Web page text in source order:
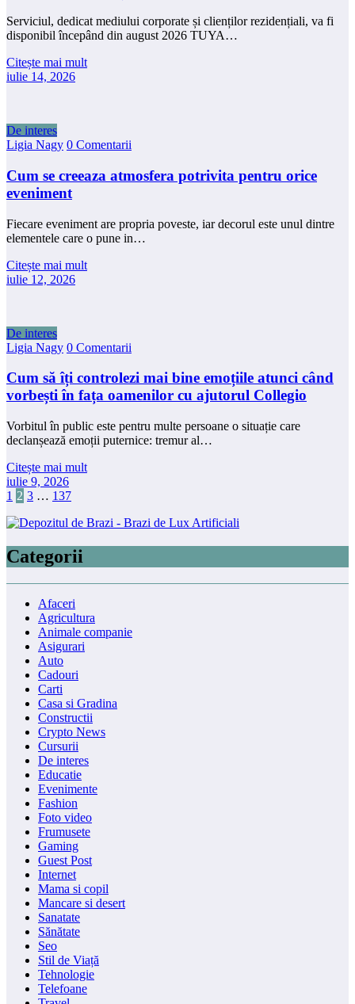
Serviciul, dedicat mediului corporate și clienților rezidențiali, va fi
disponibil începând din august 2026 TUYA…
Citește mai mult
iulie 14, 2026
De interes
Ligia Nagy 0 Comentarii
Cum se creeaza atmosfera potrivita pentru orice
eveniment
Fiecare eveniment are propria poveste, iar decorul este unul dintre
elementele care o pune in…
Citește mai mult
iulie 12, 2026
De interes
Ligia Nagy 0 Comentarii
Cum să îți controlezi mai bine emoțiile atunci când
vorbești în fața oamenilor cu ajutorul Collegio
Vorbitul în public este pentru multe persoane o situație care
declanșează emoții puternice: tremur al…
Citește mai mult
iulie 9, 2026
Paginație
articole
1 2 3 … 137
Categorii
Afaceri
Agricultura
Animale companie
Asigurari
Auto
Cadouri
Carti
Casa si Gradina
Constructii
Crypto News
Cursurii
De interes
Educatie
Evenimente
Fashion
Foto video
Frumusete
Gaming
Guest Post
Internet
Mama si copil
Mancare si desert
Sanatate
Sănătate
Seo
Stil de Viață
Tehnologie
Telefoane